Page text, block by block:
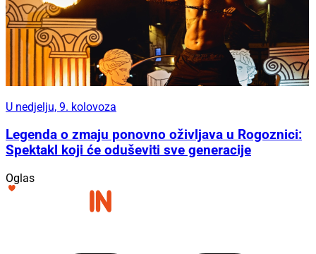
U nedjelju, 9. kolovoza
Legenda o zmaju ponovno oživljava u Rogoznici:
Spektakl koji će oduševiti sve generacije
Oglas